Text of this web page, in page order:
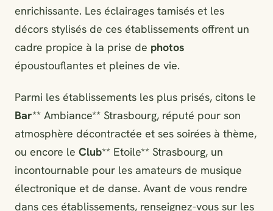
enrichissante. Les éclairages tamisés et les
décors stylisés de ces établissements offrent un
cadre propice à la prise de photos
époustouflantes et pleines de vie.
Parmi les établissements les plus prisés, citons le
Bar** Ambiance** Strasbourg, réputé pour son
atmosphère décontractée et ses soirées à thème,
ou encore le Club** Etoile** Strasbourg, un
incontournable pour les amateurs de musique
électronique et de danse. Avant de vous rendre
dans ces établissements, renseignez-vous sur les